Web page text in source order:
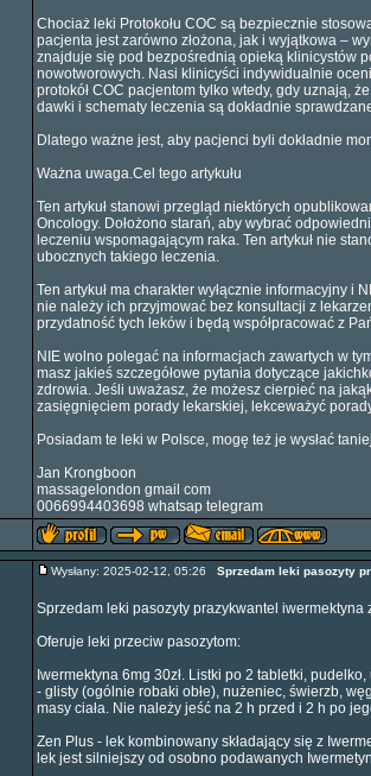
Chociaż leki Protokołu COC są bezpiecznie
pacjenta jest zarówno złożona, jak i wyjątkowa –
znajduje się pod bezpośrednią opieką klinicystów
nowotworowych. Nasi klinicyści indywidualnie
protokół COC pacjentom tylko wtedy, gdy uznają,
dawki i schematy leczenia są dokładnie
Dlatego ważne jest, aby pacjenci byli dokładnie
Ważna uwaga.Cel tego artykułu
Ten artykuł stanowi przegląd niektórych
Oncology. Dołożono starań, aby wybrać
leczeniu wspomagającym raka. Ten artykuł nie
ubocznych takiego leczenia.
Ten artykuł ma charakter wyłącznie informacyjny
nie należy ich przyjmować bez konsultacji z
przydatność tych leków i będą współpracować z
NIE wolno polegać na informacjach zawartych w
masz jakieś szczegółowe pytania dotyczące
zdrowia. Jeśli uważasz, że możesz cierpieć na
zasięgnięciem porady lekarskiej, lekceważyć
Posiadam te leki w Polsce, mogę też je wysłać
Jan Krongboon
massagelondon gmail com
0066994403698 whatsap telegram
Wysłany: 2025-02-12, 05:26 Sprzedam leki pasozyty
Sprzedam leki pasozyty prazykwantel
Oferuje leki przeciw pasozytom:
Iwermektyna 6mg 30zł. Listki po 2 tabletki, pudelko,
- glisty (ogólnie robaki obłe), nużeniec, świerzb,
masy ciała. Nie należy jeść na 2 h przed i 2 h po
Zen Plus - lek kombinowany składający się z
lek jest silniejszy od osobno podawanych